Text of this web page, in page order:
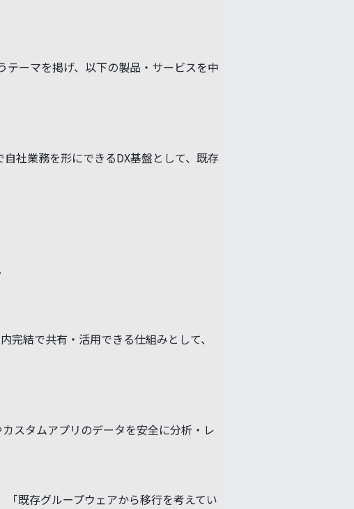
ーマを掲げ、以下の製品・サービスを中
社業務を形にできるDX基盤として、既存
結で共有・活用できる仕組みとして、
スタムアプリのデータを安全に分析・レ